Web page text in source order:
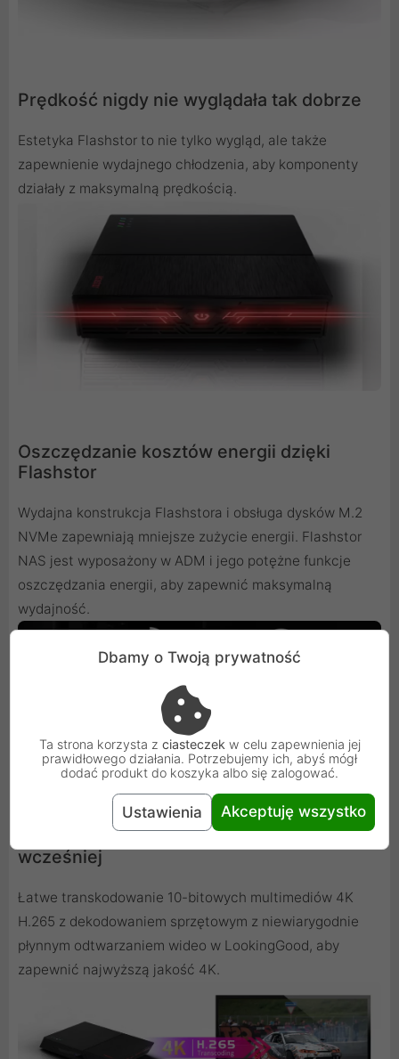
Prędkość nigdy nie wyglądała tak dobrze
Estetyka Flashstor to nie tylko wygląd, ale także
zapewnienie wydajnego chłodzenia, aby komponenty
działały z maksymalną prędkością.
Oszczędzanie kosztów energii dzięki
Flashstor
Wydajna konstrukcja Flashstora i obsługa dysków M.2
NVMe zapewniają mniejsze zużycie energii. Flashstor
NAS jest wyposażony w ADM i jego potężne funkcje
oszczędzania energii, aby zapewnić maksymalną
wydajność.
Bardziej wydajny niż kiedykolwiek
wcześniej
Łatwe transkodowanie 10-bitowych multimediów 4K
H.265 z dekodowaniem sprzętowym z niewiarygodnie
płynnym odtwarzaniem wideo w LookingGood, aby
zapewnić najwyższą jakość 4K.
Dbamy o Twoją prywatność
Ta strona korzysta z ciasteczek w celu zapewnienia jej
prawidłowego działania. Potrzebujemy ich, abyś mógł
dodać produkt do koszyka albo się zalogować.
Ustawienia Akceptuję wszystko